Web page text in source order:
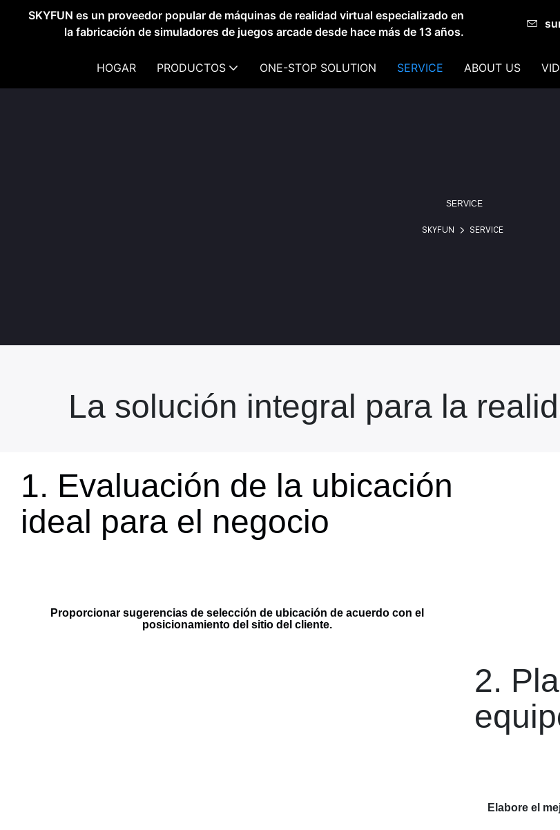
SKYFUN es un proveedor popular de máquinas de realidad virtual especializado en
la fabricación de simuladores de juegos arcade desde hace más de 13 años.
HOGAR PRODUCTOS ONE-STOP SOLUTION SERVICE ABOUT US
SERVICE
SKYFUN SERVICE
La solución integral para la
1. Evaluación de la ubicación
ideal para el negocio
Proporcionar sugerencias de selección de ubicación de acuerdo con el
posicionamiento del sitio del cliente.
2.
Elabore el